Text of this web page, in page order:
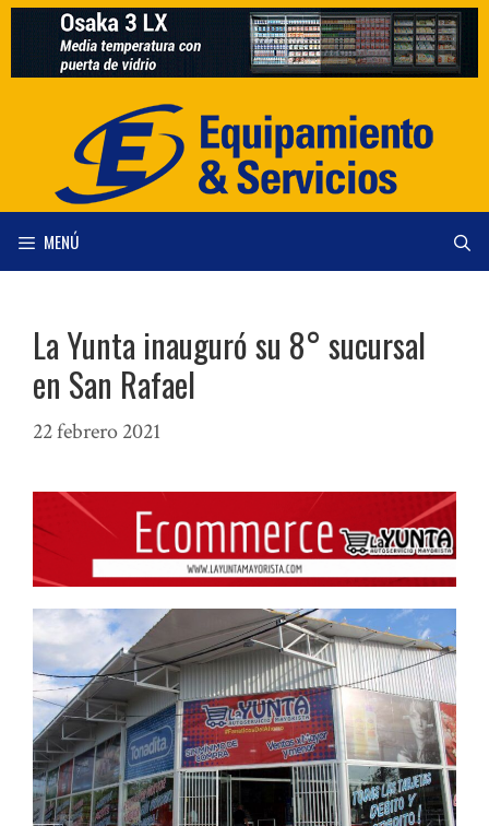
Saltar
contenido
MENÚ
La Yunta inauguró su 8° sucursal
en San Rafael
22 febrero 2021